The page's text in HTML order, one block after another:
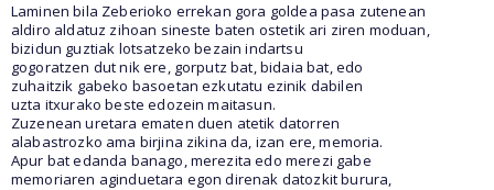
Laminen bila Zeberioko errekan gora goldea pasa zutenean
aldiro aldatuz zihoan sineste baten ostetik ari ziren moduan,
bizidun guztiak lotsatzeko bezain indartsu
gogoratzen dut nik ere, gorputz bat, bidaia bat, edo
zuhaitzik gabeko basoetan ezkutatu ezinik dabilen
uzta itxurako beste edozein maitasun.
Zuzenean uretara ematen duen atetik datorren
alabastrozko ama birjina zikina da, izan ere, memoria.
Apur bat edanda banago, merezita edo merezi gabe
memoriaren aginduetara egon direnak datozkit burura,